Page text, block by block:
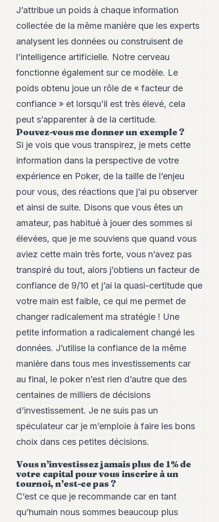
J’attribue un poids à chaque information
collectée de la même manière que les experts
analysent les données ou construisent de
l’intelligence artificielle. Notre cerveau
fonctionne également sur ce modèle. Le
poids obtenu joue un rôle de « facteur de
confiance » et lorsqu’il est très élevé, cela
peut s’apparenter à de la certitude.
Pouvez-vous me donner un exemple ?
Si je vois que vous transpirez, je mets cette
information dans la perspective de votre
expérience en Poker, de la taille de l’enjeu
pour vous, des réactions que j’ai pu observer
et ainsi de suite. Disons que vous êtes un
amateur, pas habitué à jouer des sommes si
élevées, que je me souviens que quand vous
aviez cette main très forte, vous n’avez pas
transpiré du tout, alors j’obtiens un facteur de
confiance de 9/10 et j’ai la quasi-certitude que
votre main est faible, ce qui me permet de
changer radicalement ma stratégie ! Une
petite information a radicalement changé les
données. J’utilise la confiance de la même
manière dans tous mes investissements car
au final, le poker n’est rien d’autre que des
centaines de milliers de décisions
d’investissement. Je ne suis pas un
spéculateur car je m’emploie à faire les bons
choix dans ces petites décisions.
Vous n’investissez jamais plus de 1% de
votre capital pour vous inscrire à un
tournoi, n’est-ce pas ?
C’est ce que je recommande car en tant
qu’humain nous sommes beaucoup plus